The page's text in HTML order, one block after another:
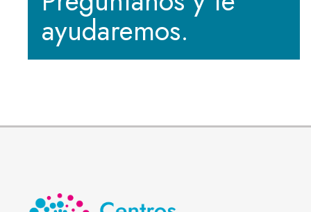
ayudaremos.